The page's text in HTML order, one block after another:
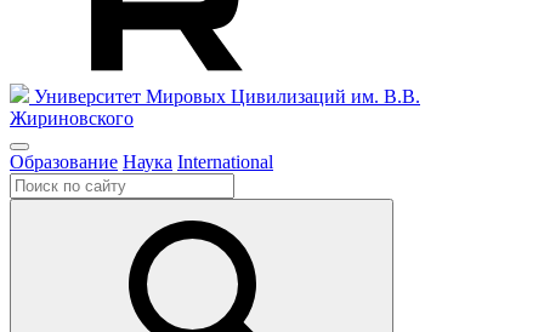
Университет Мировых Цивилизаций им. В.В.
Жириновского
Образование Наука International